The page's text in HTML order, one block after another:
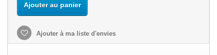
Ajouter au panier
Ajouter à ma liste d'envies